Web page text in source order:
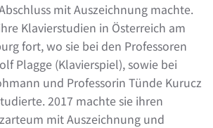
mit Auszeichnung machte.
Klavierstudien in Österreich am
fort, wo sie bei den Professoren
Plagge (Klavierspiel), sowie bei
und Professorin Tünde Kurucz
2017 machte sie ihren
mit Auszeichnung und